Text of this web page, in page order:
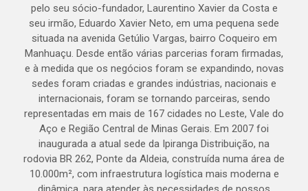
pelo seu sócio-fundador, Laurentino Xavier da Costa e
seu irmão, Eduardo Xavier Neto, em uma pequena sede
situada na avenida Getúlio Vargas, bairro Coqueiro em
Manhuaçu. Desde então várias parcerias foram firmadas,
e à medida que os negócios foram se expandindo, novas
sedes foram criadas e grandes indústrias, nacionais e
internacionais, foram se tornando parceiras, sendo
representadas em mais de 167 cidades no Leste, Vale do
Aço e Região Central de Minas Gerais. Em 2007 foi
inaugurada a atual sede da Ipiranga Distribuição, na
rodovia BR 262, Ponte da Aldeia, construída numa área de
10.000m², com infraestrutura logística mais moderna e